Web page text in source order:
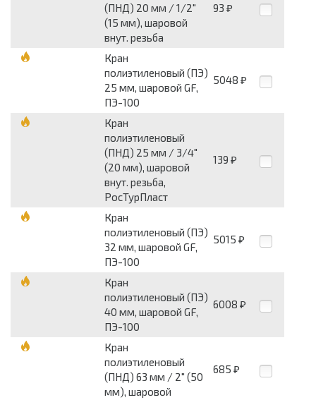
(ПНД) 20 мм / 1/2"
(15 мм), шаровой
внут. резьба
93 ₽
Кран
полиэтиленовый (ПЭ)
25 мм, шаровой GF,
ПЭ-100
5048 ₽
Кран
полиэтиленовый
(ПНД) 25 мм / 3/4"
(20 мм), шаровой
внут. резьба,
РосТурПласт
139 ₽
Кран
полиэтиленовый (ПЭ)
32 мм, шаровой GF,
ПЭ-100
5015 ₽
Кран
полиэтиленовый (ПЭ)
40 мм, шаровой GF,
ПЭ-100
6008 ₽
Кран
полиэтиленовый
(ПНД) 63 мм / 2" (50
мм), шаровой
685 ₽